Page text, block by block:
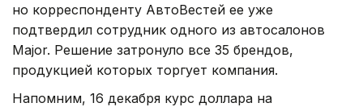
но корреспонденту АвтоВестей ее уже
подтвердил сотрудник одного из автосалонов
Major. Решение затронуло все 35 брендов,
продукцией которых торгует компания.
Напомним, 16 декабря курс доллара на